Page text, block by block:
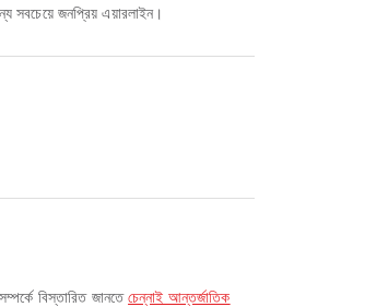
সবচেয়ে জনপ্রিয় এয়ারলাইন।
বিস্তারিত জানতেচেন্নাই আন্তর্জাতিক